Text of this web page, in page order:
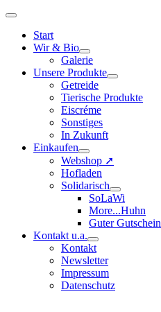
Start
Wir & Bio
Galerie
Unsere Produkte
Getreide
Tierische Produkte
Eiscréme
Sonstiges
In Zukunft
Einkaufen
Webshop ➚
Hofladen
Solidarisch
SoLaWi
More...Huhn
Guter Gutschein
Kontakt u.a.
Kontakt
Newsletter
Impressum
Datenschutz